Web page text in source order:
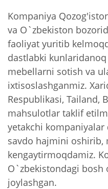
Kompaniya
va O`zbekiston
faoliyat yuritib
dastlabki
mebellarni sotish va
ixtisoslashganmiz.
Respublikasi, Tailand,
mahsulotlar taklif
yetakchi
savdo hajmini
kengaytirmoqdamiz.
O`zbekistondagi bosh
joylashgan.